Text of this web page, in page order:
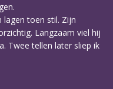
lagen toen stil. Zijn
Langzaam viel hij
Twee tellen later sliep ik